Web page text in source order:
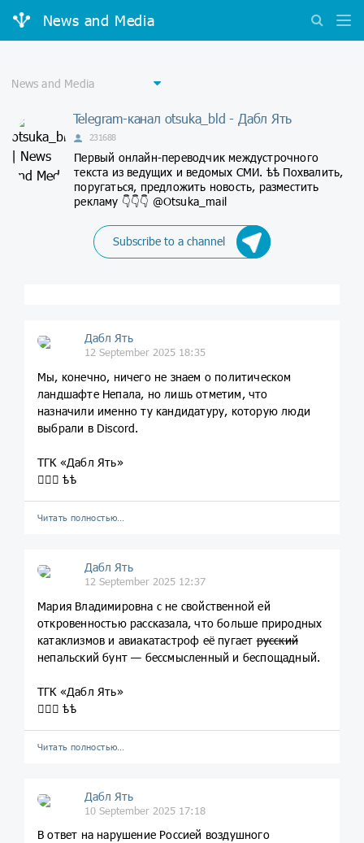
News and Media
Telegram-канал otsuka_bld - Дабл Ять
231688
Первый онлайн-переводчик междустрочного
текста из ведущих и ведомых СМИ. ѣѣ Похвалить,
поругаться, предложить новость, разместить
рекламу 👇👇👇 @Otsuka_mail
Subscribe to a channel
Дабл Ять
12 September 2025 18:35
Мы, конечно, ничего не знаем о политическом
ландшафте Непала, но лишь отметим, что
назначили именно ту кандидатуру, которую люди
выбрали в Discord.
ТГК «Дабл Ять»
💁🏼‍♀️ ѣѣ
Читать полностью…
Дабл Ять
12 September 2025 12:37
Мария Владимировна с не свойственной ей
откровенностью рассказала, что больше природных
катаклизмов и авиакатастроф её пугаетрусский
непальский бунт — бессмысленный и беспощадный.
ТГК «Дабл Ять»
💁🏼‍♀️ ѣѣ
Читать полностью…
Дабл Ять
10 September 2025 17:18
В ответ на нарушение Россией воздушного